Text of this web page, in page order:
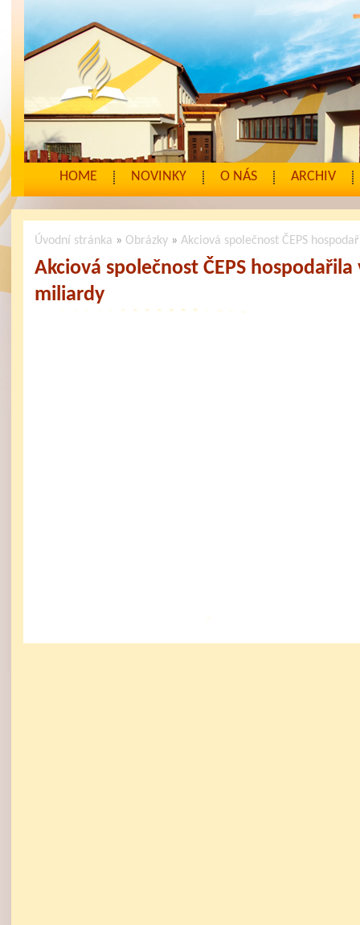
HOME NOVINKY O NÁS ARCHIV
Úvodní stránka » Obrázky »Akciová společnost ČEPS
Akciová společnost ČEPS
miliardy